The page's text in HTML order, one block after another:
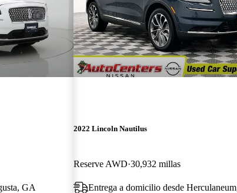
GA
2022 Lincoln Nautilus
Reserve AWD 30,932 millas
Entrega a domicilio desde